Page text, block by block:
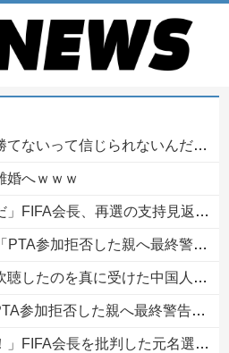
ないって信じられないんだが…
婚へｗｗｗ
ッコへ2030年W杯決勝の開催を打診か！海外から批判殺到！【海外の反応】
最終警告。こうなってもいい？」問題になりすぎて即撤回
人旅行客、だが代替旅行先が日本ほど安全ではなかった結果……
終警告。こうなってもいい？」問題になりすぎて即撤回他
した元名選手に海外から猛反発！（海外の反応）